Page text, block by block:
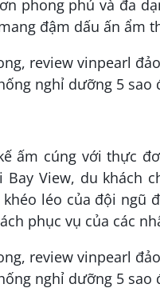
phong phú và đa
đậm dấu ấn ẩm
ấm cúng với thực
View, du khách
léo của đội ngũ
phục vụ của các